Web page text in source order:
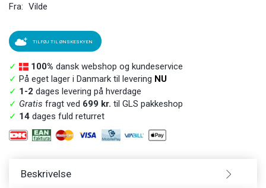
Fra: Vilde
TILFØJ TIL ØNSKESKYEN
✓ 100% dansk webshop og kundeservice
✓ På eget lager i Danmark til levering NU
✓ 1-2 dages levering på hverdage
✓ Gratis fragt ved 699 kr. til GLS pakkeshop
✓ 14 dages fuld returret
Beskrivelse